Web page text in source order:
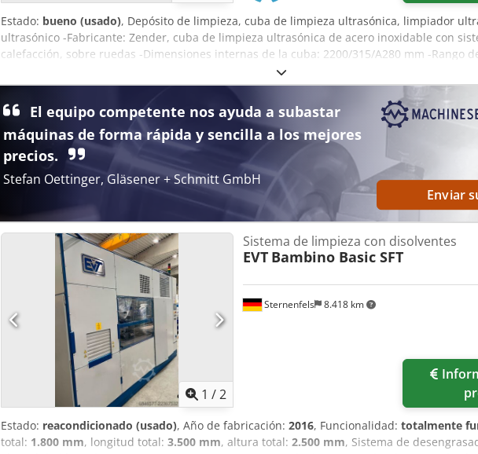
Estado: bueno (usado), Depósito de limpieza, cuba de limpieza ultrasónica, limpiador
ultrasónico -Fabricante: Zender, cuba de limpieza ultrasónica de acero inoxidable con
calefacción, sobre ruedas -Dimensiones internas de la cuba: 2200/315/A280 mm -Rango
temperatura: de 30 a 110 °C -Temperatura de funcionamiento: máx. 70 °C -Generador
Zhangjiagang Zhongnuo, tipo JYD -Componentes individuales: véase las fotos Csdpfx
Dimensiones: 2530/315/A700 mm -Peso: 150 kg
El equipo competente nos ayuda a subastar
máquinas de forma rápida y sencilla a los mejores
precios.
Stefan Oettinger, Gläsener + Schmitt GmbH
Enviar
1 /2
Sternenfels 8.418 km
Sistema de limpieza con disolventes
EVT Bambino Basic SFT
Estado: reacondicionado (usado), Año de fabricación: 2016, Funcionalidad: totalmente
total: 1.800 mm, longitud total: 3.500 mm, altura total: 2.500 mm, Sistema de